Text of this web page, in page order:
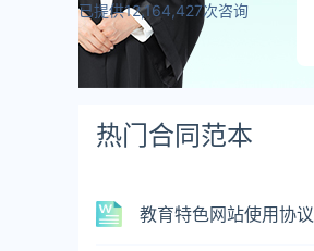
已提供12,164,427次咨询
热门合同范本
教育特色网站使用协议